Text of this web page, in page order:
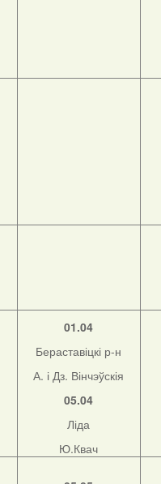
01.04
Бераставіцкі р-н
А. і Дз. Вінчэўскія
05.04
Ліда
Ю.Квач